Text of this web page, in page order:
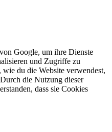
Google, um ihre Dienste
und Zugriffe zu
du die Website verwendest,
die Nutzung dieser
dass sie Cookies